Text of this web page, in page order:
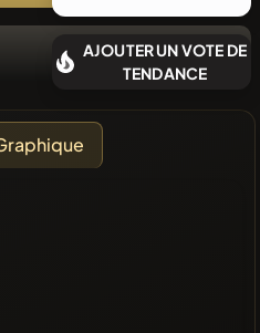
AJOUTER UN VOTE DE
TENDANCE